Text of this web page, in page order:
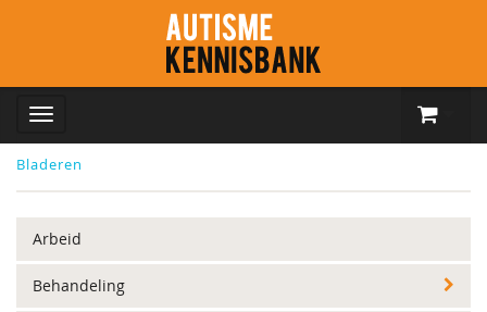
Bladeren
Arbeid
Behandeling